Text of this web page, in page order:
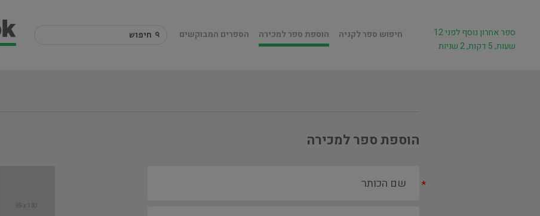
חיפוש ספר לקניה הוספת ספר למכירה הספרים המבוקשים
ספר אחרון נוסף לפני 12
שעות, 5 דקות, 2 שניות
הוספת ספר למכירה
*